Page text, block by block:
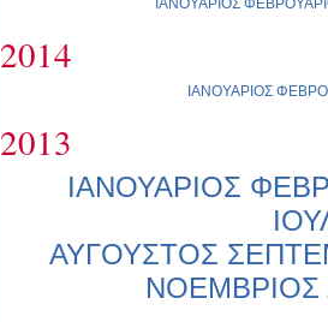
ΙΑΝΟΥΑΡΙΟΣ
2014
ΙΑΝΟΥΑΡΙΟΣ
2013
ΙΑΝΟΥΑΡΙΟΣ
ΑΥΓΟΥΣΤΟΣ
ΝΟΕΜΒΡΙΟΣ